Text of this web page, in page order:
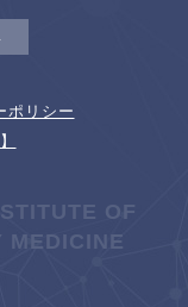
ポリシー
OF
MEDICINE